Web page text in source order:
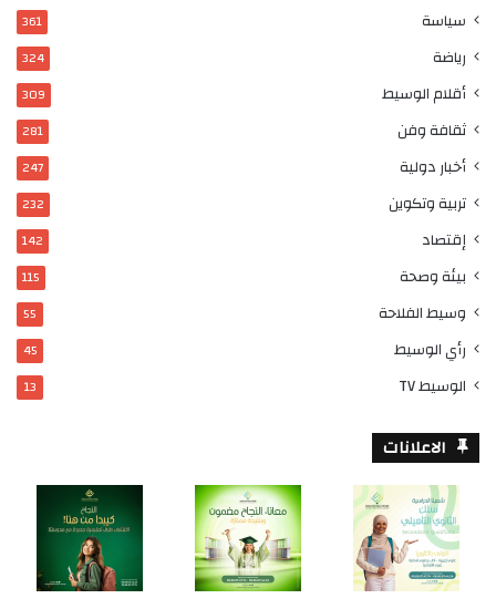
سياسة 361
رياضة 324
أقلام الوسيط 309
ثقافة وفن 281
أخبار دولية 247
تربية وتكوين 232
إقتصاد 142
بيئة وصحة 115
وسيط الفلاحة 55
رأي الوسيط 45
الوسيط TV 13
الاعلانات